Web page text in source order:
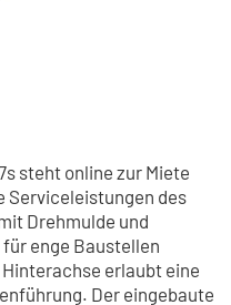
steht online zur Miete
Serviceleistungen des
Drehmulde und
enge Baustellen
erlaubt eine
Der eingebaute